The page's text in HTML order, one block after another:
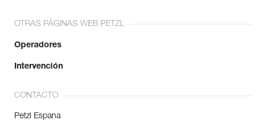
OTRAS PÁGINAS WEB PETZL
Operadores
Intervención
CONTACTO
Petzl Espana